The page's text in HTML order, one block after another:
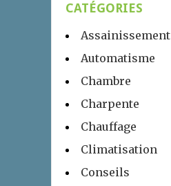
CATÉGORIES
Assainissement
Automatisme
Chambre
Charpente
Chauffage
Climatisation
Conseils